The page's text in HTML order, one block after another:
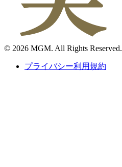
© 2026 MGM. All Rights Reserved.
プライバシー利用規約